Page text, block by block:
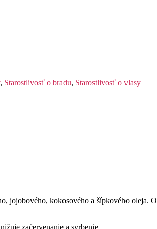
, Starostlivosť o bradu, Starostlivosť o vlasy
kokosového a šípkového oleja.
začervenanie a svrbenie.